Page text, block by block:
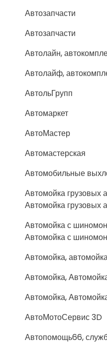
Автозапчасти
Автозапчасти
Автолайн,
Автолайф,
АвтольГрупп
Автомаркет
АвтоМастер
Автомастерская
Автомобильные
Автомойка грузовых
Автомойка грузовых
Автомойка с
Автомойка с
Автомойка,
Автомойка,
Автомойка,
АвтоМотоСервис 3D
Автопомощь66,